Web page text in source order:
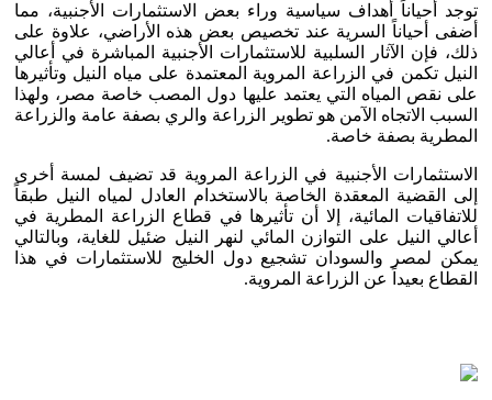
توجد أحياناً أهداف سياسية وراء بعض الاستثمارات الأجنبية، مما
أضفى أحياناً السرية عند تخصيص بعض هذه الأراضي، علاوة على
ذلك، فإن الآثار السلبية للاستثمارات الأجنبية المباشرة في أعالي
النيل تكمن في الزراعة المروية المعتمدة على مياه النيل وتأثيرها
على نقص المياه التي يعتمد عليها دول المصب خاصة مصر، ولهذا
السبب الاتجاه الآمن هو تطوير الزراعة والري بصفة عامة والزراعة
المطرية بصفة خاصة.
الاستثمارات الأجنبية في الزراعة المروية قد تضيف لمسة أخرى
إلى القضية المعقدة الخاصة بالاستخدام العادل لمياه النيل طبقاً
للاتفاقيات المائية، إلا أن تأثيرها في قطاع الزراعة المطرية في
أعالي النيل على التوازن المائي لنهر النيل ضئيل للغاية، وبالتالي
يمكن لمصر والسودان تشجيع دول الخليج للاستثمارات في هذا
القطاع بعيداً عن الزراعة المروية.